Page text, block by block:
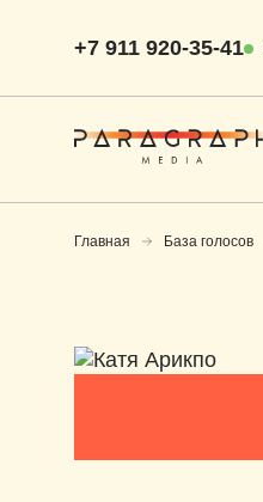
+7 911 920-35-41
Главная База голосов